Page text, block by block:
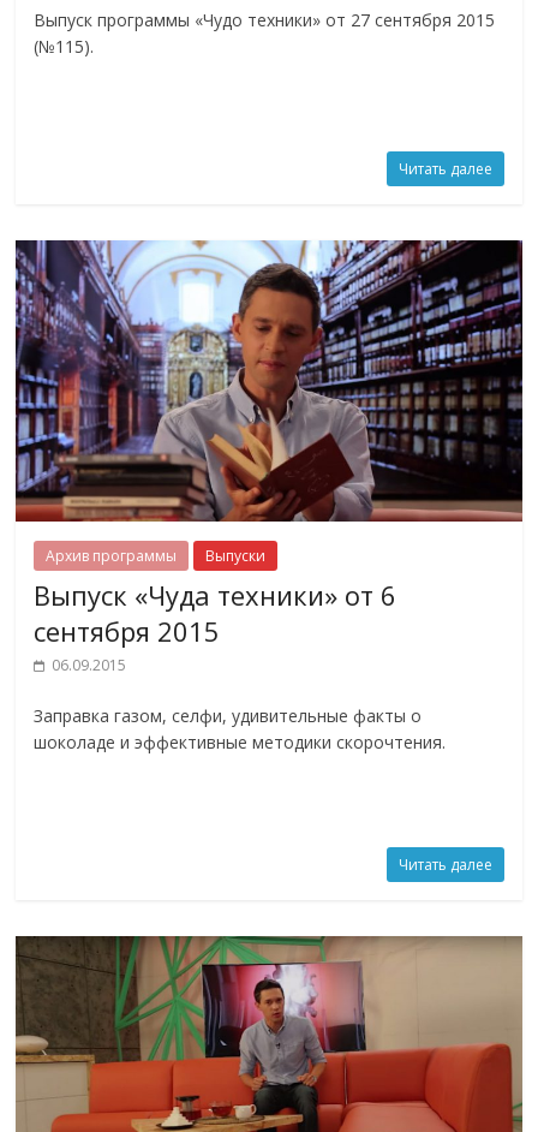
Выпуск программы «Чудо техники» от 27 сентября 2015
(№115).
Читать далее
Архив программы Выпуски
Выпуск «Чуда техники» от 6
сентября 2015
06.09.2015
Заправка газом, селфи, удивительные факты о
шоколаде и эффективные методики скорочтения.
Читать далее